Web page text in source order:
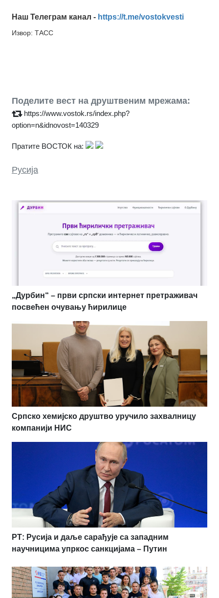
Наш Телеграм канал - https://t.me/vostokvesti
Извор: ТАСС
Поделите вест на друштвеним мрежама:
https://www.vostok.rs/index.php?
option=n&idnovost=140329
Пратите ВОСТОК на:
Русија
„Дурбин“ – први српски интернет претраживач
посвећен очувању ћирилице
Српско хемијско друштво уручило захвалницу
компанији НИС
РТ: Русија и даље сарађује са западним
научницима упркос санкцијама – Путин